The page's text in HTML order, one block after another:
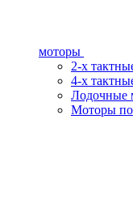
моторы
2-х
4-х
Лодочные
Моторы